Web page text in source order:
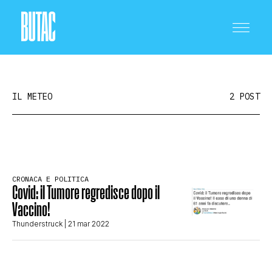
SCIENZA E TECNOLOGIA
SALUTE E MEDICINA
IL METEO 2 POST
CRONACA E POLITICA
Covid: il Tumore regredisce dopo il
Vaccino!
Thunderstruck | 21 mar 2022